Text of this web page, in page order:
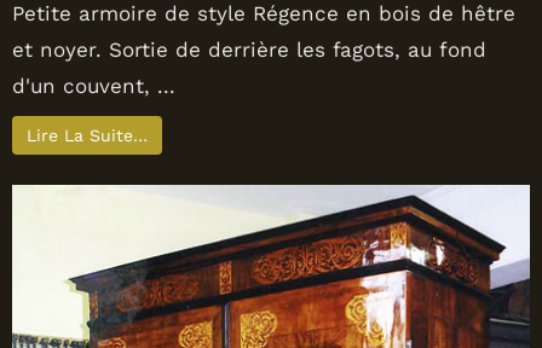
Petite armoire de style Régence en bois de hêtre
et noyer. Sortie de derrière les fagots, au fond
d'un couvent, ...
Lire La Suite…